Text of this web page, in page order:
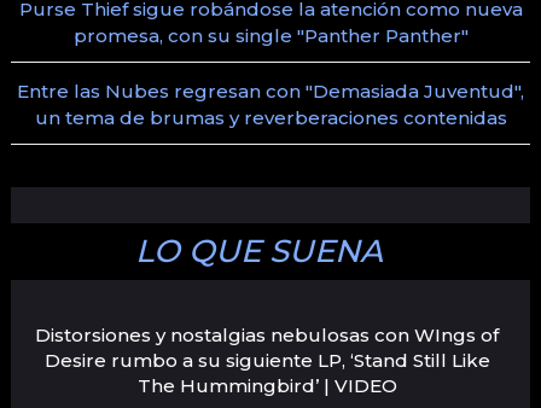
Purse Thief sigue robándose la atención como nueva
promesa, con su single "Panther Panther"
Entre las Nubes regresan con "Demasiada Juventud",
un tema de brumas y reverberaciones contenidas
LO QUE SUENA
Distorsiones y nostalgias nebulosas con WIngs of
Desire rumbo a su siguiente LP, ‘Stand Still Like
The Hummingbird’ | VIDEO